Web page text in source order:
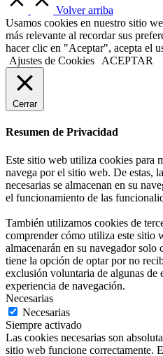
Volver arriba
Usamos cookies en nuestro sitio
más relevante al recordar sus
hacer clic en "Aceptar", acepta el
Ajustes de Cookies
ACEPTAR
Cerrar
Resumen de Privacidad
Este sitio web utiliza cookies para
navega por el sitio web. De estas,
necesarias se almacenan en su
el funcionamiento de las
También utilizamos cookies de
comprender cómo utiliza este sitio
almacenarán en su navegador
tiene la opción de optar por no
exclusión voluntaria de algunas de
experiencia de navegación.
Necesarias
Necesarias
Siempre activado
Las cookies necesarias son
sitio web funcione correctamente.